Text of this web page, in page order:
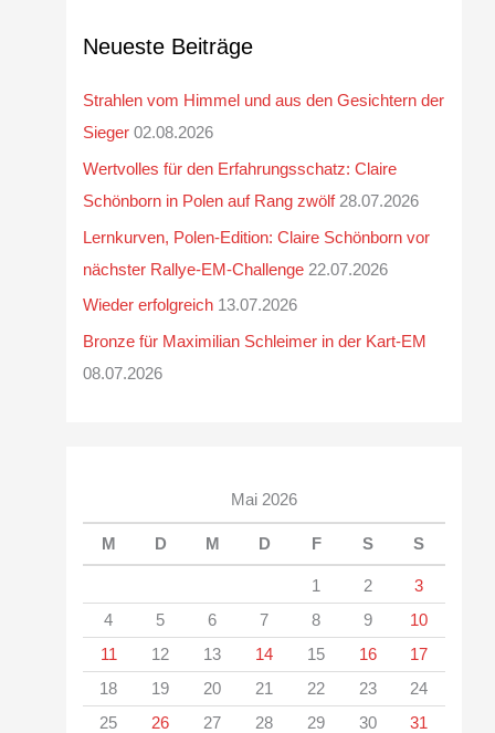
Neueste Beiträge
Strahlen vom Himmel und aus den Gesichtern der
Sieger 02.08.2026
Wertvolles für den Erfahrungsschatz: Claire
Schönborn in Polen auf Rang zwölf 28.07.2026
Lernkurven, Polen-Edition: Claire Schönborn vor
nächster Rallye-EM-Challenge 22.07.2026
Wieder erfolgreich 13.07.2026
Bronze für Maximilian Schleimer in der Kart-EM
08.07.2026
Mai 2026
M D M D F S S
1 2
3
4
5 6 7 8 9
10
11
12 13 14 15 16
17
18
19 20 21 22 23
24
25
26 27 28 29 30 31